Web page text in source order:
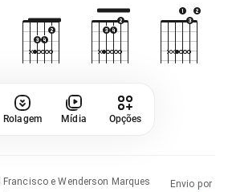
Rolagem Mídia Opções
Francisco e Wenderson Marques
Envio por